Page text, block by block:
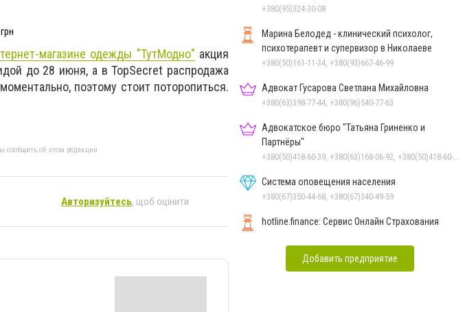
магазине одежды "ТутМодно" акция
до 28 июня, а в TopSecret распродажа
поэтому стоит поторопиться.
сообщить об этом редакции
Авторизуйтесь, щоб оцінити
+380(95)324-30-08
Марина Белодед - клинический психолог,
психотерапевт и супервизор в Николаеве
+380(50)161-11-34, +380(93)667-46-99
Адвокат Гусарова Светлана Михайловна
+380(63)398-77-44, +380(96)540-77-63
Адвокатское бюро "Татьяна Гриненко и
Партнёры"
Система оповещения населения
+380(67)350-44-68, +380(67)340-49-59
hotline.finance: Сервис Онлайн Страхования
Добавить предприятие